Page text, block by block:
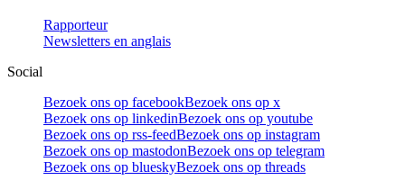
Rapporteur
Newsletters en anglais
Social
Bezoek ons op facebookBezoek ons op x
Bezoek ons op linkedinBezoek ons op youtube
Bezoek ons op rss-feedBezoek ons op instagram
Bezoek ons op mastodonBezoek ons op telegram
Bezoek ons op blueskyBezoek ons op threads